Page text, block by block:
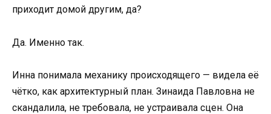
приходит домой другим, да?
Да. Именно так.
Инна понимала механику происходящего — видела её
чётко, как архитектурный план. Зинаида Павловна не
скандалила, не требовала, не устраивала сцен. Она